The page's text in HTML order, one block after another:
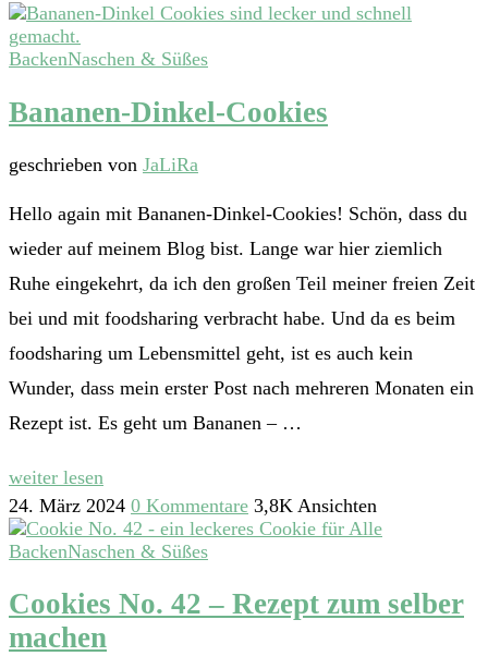
BackenNaschen & Süßes
Bananen-Dinkel-Cookies
geschrieben von JaLiRa
Hello again mit Bananen-Dinkel-Cookies! Schön, dass du
wieder auf meinem Blog bist. Lange war hier ziemlich
Ruhe eingekehrt, da ich den großen Teil meiner freien Zeit
bei und mit foodsharing verbracht habe. Und da es beim
foodsharing um Lebensmittel geht, ist es auch kein
Wunder, dass mein erster Post nach mehreren Monaten ein
Rezept ist. Es geht um Bananen – …
weiter lesen
24. März 2024 0 Kommentare 3,8K Ansichten
BackenNaschen & Süßes
Cookies No. 42 – Rezept zum selber
machen